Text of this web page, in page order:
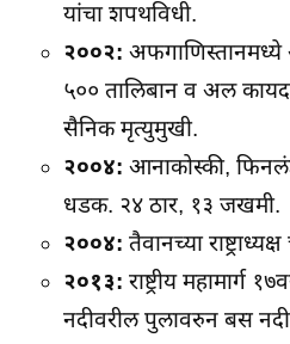
यांचा शपथविधी.
२००२:
५०० तालिबान व अल कायदा
सैनिक मृत्युमुखी.
२००४: आनाकोस्की,
धडक. २४ ठार, १३ जखमी.
२००४: तैवानच्या
२०१३: राष्ट्रीय
नदीवरील पुलावरुन बस